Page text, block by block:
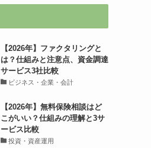
【2026年】ファクタリングと
は？仕組みと注意点、資金調達
サービス3社比較
ビジネス・企業・会計
【2026年】無料保険相談はど
こがいい？仕組みの理解と3サ
ービス比較
投資・資産運用